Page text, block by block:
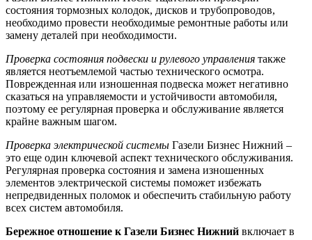
состояния тормозных колодок, дисков и трубопроводов,
необходимо провести необходимые ремонтные работы или
замену деталей при необходимости.
Проверка состояния подвески и рулевого управления также
является неотъемлемой частью технического осмотра.
Поврежденная или изношенная подвеска может негативно
сказаться на управляемости и устойчивости автомобиля,
поэтому ее регулярная проверка и обслуживание является
крайне важным шагом.
Проверка электрической системы Газели Бизнес Нижний –
это еще один ключевой аспект технического обслуживания.
Регулярная проверка состояния и замена изношенных
элементов электрической системы поможет избежать
непредвиденных поломок и обеспечить стабильную работу
всех систем автомобиля.
Бережное отношение к Газели Бизнес Нижний включает в